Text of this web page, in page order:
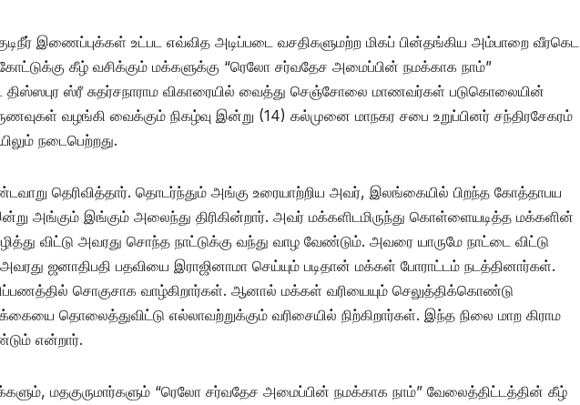
இணைப்புக்கள் உட்பட எவ்வித அடிப்படை வசதிகளுமற்ற மிகப் பின்தங்கிய அம்பாறை வீரகெட
கோட்டுக்கு கீழ் வசிக்கும் மக்களுக்கு “ரெலோ சர்வதேச அமைப்பின் நமக்காக நாம்”
ஸ்ரீ சுதர்சநாராம விகாரையில் வைத்து செஞ்சோலை மாணவர்கள் படுகொலையின்
வழங்கி வைக்கும் நிகழ்வு இன்று (14) கல்முனை மாநகர சபை உறுப்பினர் சந்திரசேகரம்
நடைபெற்றது.
தெரிவித்தார். தொடர்ந்தும் அங்கு உரையாற்றிய அவர், இலங்கையில் பிறந்த கோத்தாபய
அங்கும் இங்கும் அலைந்து திரிகின்றார். அவர் மக்களிடமிருந்து கொள்ளையடித்த மக்களின்
விட்டு அவரது சொந்த நாட்டுக்கு வந்து வாழ வேண்டும். அவரை யாருமே நாட்டை விட்டு
ஜனாதிபதி பதவியை இராஜினாமா செய்யும் படிதான் மக்கள் போராட்டம் நடத்தினார்கள்.
சொகுசாக வாழ்கிறார்கள். ஆனால் மக்கள் வரியையும் செலுத்திக்கொண்டு
தொலைத்துவிட்டு எல்லாவற்றுக்கும் வரிசையில் நிற்கிறார்கள். இந்த நிலை மாற கிராம
என்றார்.
மதகுருமார்களும் “ரெலோ சர்வதேச அமைப்பின் நமக்காக நாம்” வேலைத்திட்டத்தின் கீழ்